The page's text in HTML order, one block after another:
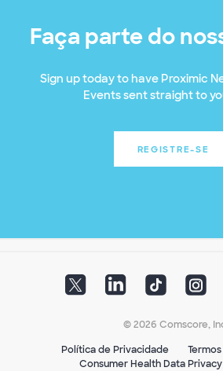
Faça parte do
Sign up today to have Proximic
Events sent straight to
REGISTRE-SE
© 2026 Comscore,
Política de Privacidade
Consumer Health Data